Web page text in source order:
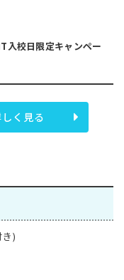
校日限定キャンペー
く見る
き)